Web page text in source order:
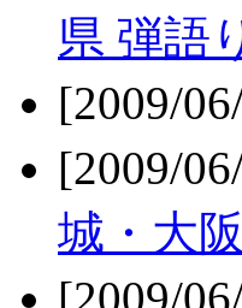
県 弾語
[2009/
[2009/
城・大
[2009/